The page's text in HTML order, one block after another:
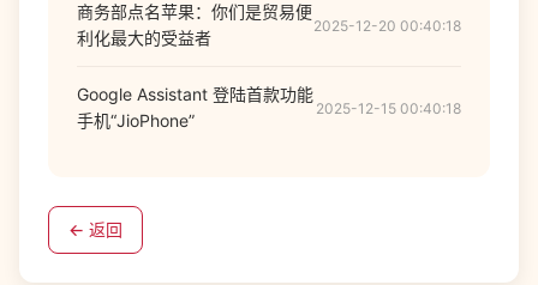
商务部点名苹果：你们是贸易便
利化最大的受益者
2025-12-20 00:40:18
Google Assistant 登陆首款功能
手机“JioPhone”
2025-12-15 00:40:18
← 返回